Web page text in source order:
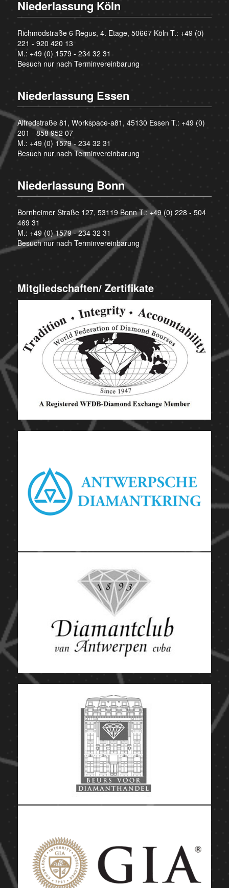
Niederlassung Köln
Richmodstraße 6 Regus, 4. Etage, 50667 Köln T.: +49 (0)
221 - 920 420 13
M.: +49 (0) 1579 - 234 32 31
Besuch nur nach Terminvereinbarung
Niederlassung Essen
Alfredstraße 81, Workspace-a81, 45130 Essen T.: +49 (0)
201 - 858 952 07
M.: +49 (0) 1579 - 234 32 31
Besuch nur nach Terminvereinbarung
Niederlassung Bonn
Bornheimer Straße 127, 53119 Bonn T.:+49 (0) 228 - 504
469 31
M.: +49 (0) 1579 - 234 32 31
Besuch nur nach Terminvereinbarung
Mitgliedschaften/ Zertifikate